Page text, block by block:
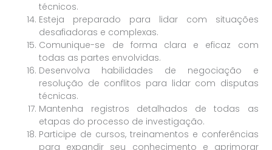
técnicos.
Esteja preparado para lidar com situações
desafiadoras e complexas.
Comunique-se de forma clara e eficaz com
todas as partes envolvidas.
Desenvolva habilidades de negociação e
resolução de conflitos para lidar com disputas
técnicas.
Mantenha registros detalhados de todas as
etapas do processo de investigação.
Participe de cursos, treinamentos e conferências
para expandir seu conhecimento e aprimorar